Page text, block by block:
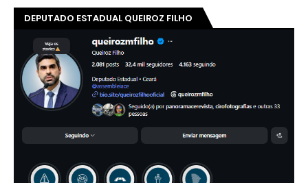
DEPUTADO ESTADUAL QUEIROZ FILHO